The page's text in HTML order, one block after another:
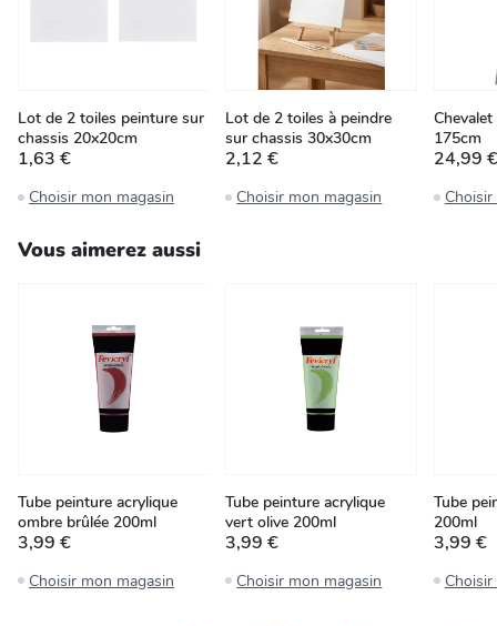
Lot de 2 toiles peinture sur
chassis 20x20cm
1,63 €
Choisir mon magasin
Lot de 2 toiles à peindre
sur chassis 30x30cm
2,12 €
Choisir mon magasin
175cm
24,99 €
Vous aimerez aussi
Tube peinture acrylique
ombre brûlée 200ml
3,99 €
Choisir mon magasin
Tube peinture acrylique
vert olive 200ml
3,99 €
Choisir mon magasin
Tube
200ml
3,99 €